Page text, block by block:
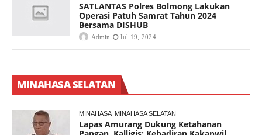
SATLANTAS Polres Bolmong Lakukan
Operasi Patuh Samrat Tahun 2024
Bersama DISHUB
Admin Jul 19, 2024
MINAHASA SELATAN
MINAHASA MINAHASA SELATAN
Lapas Amurang Dukung Ketahanan